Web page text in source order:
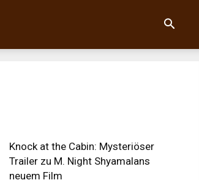
Knock at the Cabin: Mysteriöser
Trailer zu M. Night Shyamalans
neuem Film